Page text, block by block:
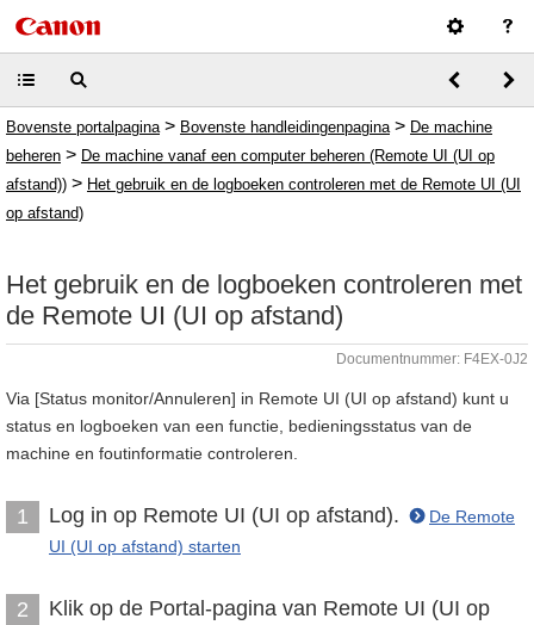
Bovenste portalpagina > Bovenste handleidingenpagina > De machine
beheren > De machine vanaf een computer beheren (Remote UI (UI op
afstand)) > Het gebruik en de logboeken controleren met de Remote UI (UI
op afstand)
Het gebruik en de logboeken controleren met
de Remote UI (UI op afstand)
Documentnummer: F4EX-0J2
Via [Status monitor/Annuleren] in Remote UI (UI op afstand) kunt u
status en logboeken van een functie, bedieningsstatus van de
machine en foutinformatie controleren.
1 Log in op Remote UI (UI op afstand).
De Remote
UI (UI op afstand) starten
2
Klik op de Portal-pagina van Remote UI (UI op